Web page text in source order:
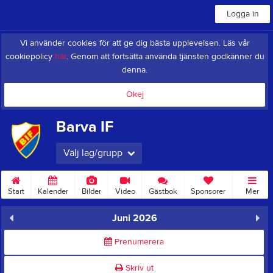
Logga in
Vi använder cookies för att ge dig bästa upplevelsen. Läs vår
cookiepolicy här. Genom att fortsätta använda tjänsten godkänner du
denna.
Okej
Barva IF
Välj lag/grupp
Start Kalender Bilder Video Gästbok Sponsorer Mer
Juni 2026
Prenumerera
Skriv ut